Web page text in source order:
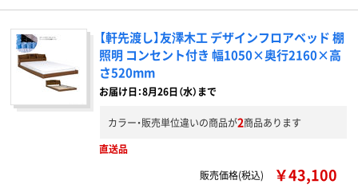
【軒先渡し】友澤木工 デザインフロアベッド 棚
照明 コンセント付き 幅1050×奥行2160×高
さ520mm
お届け日：8月26日（水）まで
カラー・販売単位違いの商品が2商品あります
直送品
販売価格(税込)
￥43,100